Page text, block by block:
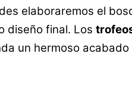
elaboraremos el
diseño final. Los
un hermoso